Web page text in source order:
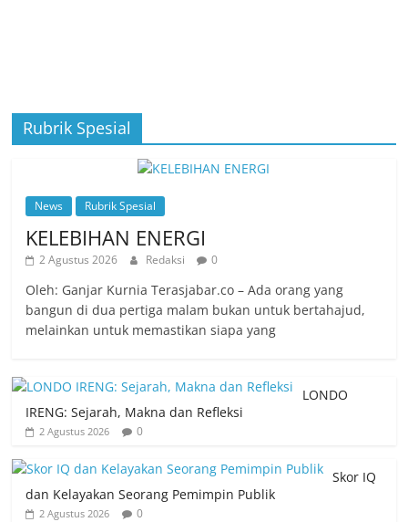
Rubrik Spesial
News Rubrik Spesial
KELEBIHAN ENERGI
2 Agustus 2026 Redaksi 0
Oleh: Ganjar Kurnia Terasjabar.co – Ada orang yang
bangun di dua pertiga malam bukan untuk bertahajud,
melainkan untuk memastikan siapa yang
LONDO
IRENG: Sejarah, Makna dan Refleksi
2 Agustus 2026 0
Skor IQ
dan Kelayakan Seorang Pemimpin Publik
2 Agustus 2026 0